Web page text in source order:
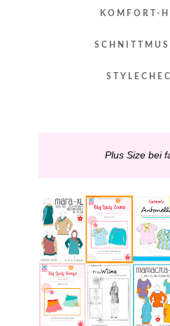
KOMFORT-
Plus Size bei